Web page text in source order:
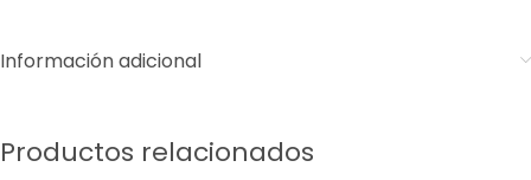
Información adicional
Productos relacionados